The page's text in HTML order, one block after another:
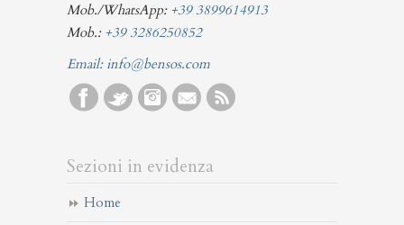
Mob./WhatsApp: +39 3899614913
Mob.: +39 3286250852
Email:info@bensos.com
Sezioni in evidenza
Home